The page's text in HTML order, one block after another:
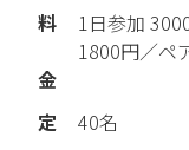
料
金
1日参加
1800円／ペ
定
40名